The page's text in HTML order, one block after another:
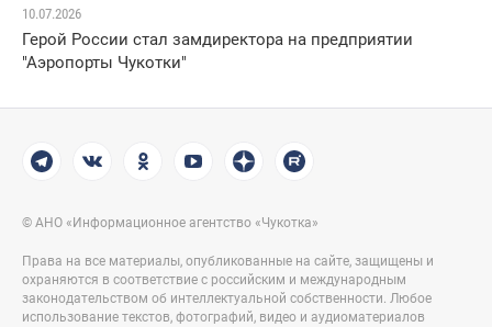
10.07.2026
Герой России стал замдиректора на предприятии
"Аэропорты Чукотки"
© АНО «Информационное агентство «Чукотка»
Права на все материалы, опубликованные на сайте, защищены и
охраняются в соответствие с российским и международным
законодательством об интеллектуальной собственности. Любое
использование текстов, фотографий, видео и аудиоматериалов